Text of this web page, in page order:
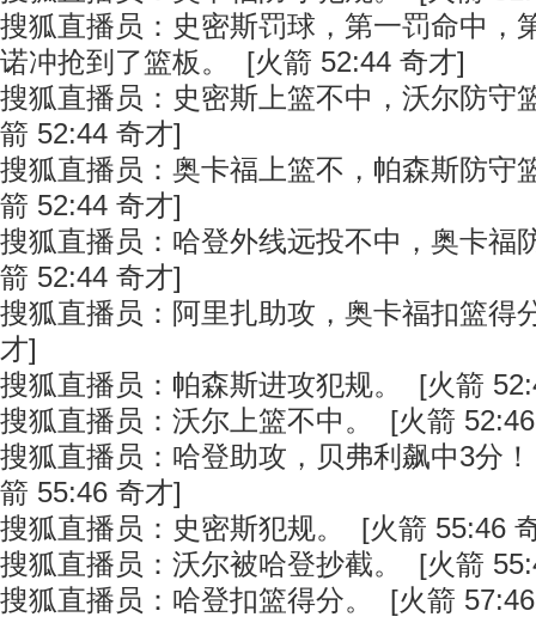
搜狐直播员：史密斯罚球，第一罚命中，
诺冲抢到了篮板。 [火箭 52:44 奇才]
搜狐直播员：史密斯上篮不中，沃尔防守
箭 52:44 奇才]
搜狐直播员：奥卡福上篮不，帕森斯防守
箭 52:44 奇才]
搜狐直播员：哈登外线远投不中，奥卡福
箭 52:44 奇才]
搜狐直播员：阿里扎助攻，奥卡福扣篮得
才]
搜狐直播员：帕森斯进攻犯规。 [火箭
搜狐直播员：沃尔上篮不中。 [火箭
搜狐直播员：哈登助攻，贝弗利飙中3分
箭 55:46 奇才]
搜狐直播员：史密斯犯规。 [火箭 55:46
搜狐直播员：沃尔被哈登抄截。 [火箭
搜狐直播员：哈登扣篮得分。 [火箭